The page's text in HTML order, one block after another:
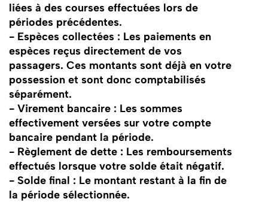
liées à des courses effectuées lors de
périodes précédentes.
- Espèces collectées : Les paiements en
espèces reçus directement de vos
passagers. Ces montants sont déjà en votre
possession et sont donc comptabilisés
séparément.
- Virement bancaire : Les sommes
effectivement versées sur votre compte
bancaire pendant la période.
- Règlement de dette : Les remboursements
effectués lorsque votre solde était négatif.
- Solde final : Le montant restant à la fin de
la période sélectionnée.